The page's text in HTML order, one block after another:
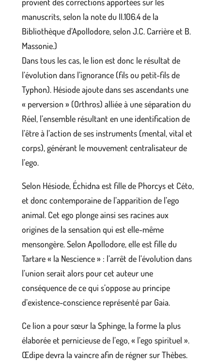
manuscrits, selon la note du II.106.4 de la
Bibliothèque d’Apollodore, selon J.C. Carrière et B.
Massonie.)
Dans tous les cas, le lion est donc le résultat de
l’évolution dans l’ignorance (fils ou petit-fils de
Typhon). Hésiode ajoute dans ses ascendants une
« perversion » (Orthros) alliée à une séparation du
Réel, l’ensemble résultant en une identification de
l’être à l’action de ses instruments (mental, vital et
corps), générant le mouvement centralisateur de
l’ego.
Selon Hésiode, Échidna est fille de Phorcys et Céto,
et donc contemporaine de l’apparition de l’ego
animal. Cet ego plonge ainsi ses racines aux
origines de la sensation qui est elle-même
mensongère. Selon Apollodore, elle est fille du
Tartare « la Nescience » : l’arrêt de l’évolution dans
l’union serait alors pour cet auteur une
conséquence de ce qui s’oppose au principe
d’existence-conscience représenté par Gaia.
Ce lion a pour sœur la Sphinge, la forme la plus
élaborée et pernicieuse de l’ego, « l’ego spirituel ».
Œdipe devra la vaincre afin de régner sur Thèbes.